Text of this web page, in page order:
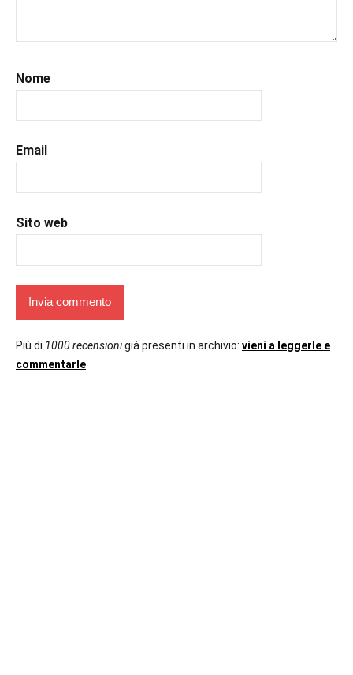
#prossimeuscitelibri
#romance,
#uncuoretrailibri
Nome
Email
Sito web
Più di 1000 recensionigià presenti in archivio: vieni a leggerle e
commentarle